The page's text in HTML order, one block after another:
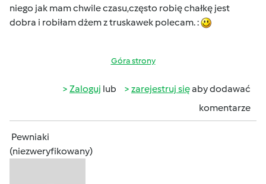
niego jak mam chwile czasu,często robię chałkę jest
dobra i robiłam dżem z truskawek polecam. :
Góra strony
Zaloguj lub zarejestruj sięaby dodawać
komentarze
Pewniaki
(niezweryfikowany)